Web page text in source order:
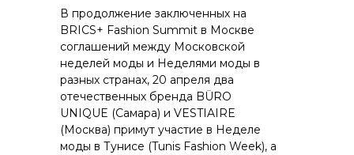
В продолжение заключенных на
BRICS+ Fashion Summit в Москве
соглашений между Московской
неделей моды и Неделями моды в
разных странах, 20 апреля два
отечественных бренда BÜRO
UNIQUE (Самара) и VESTIAIRE
(Москва) примут участие в Неделе
моды в Тунисе (Tunis Fashion Week), а